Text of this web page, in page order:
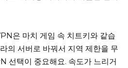
은 마치 게임 속 치트키와 같습
의 서버로 바꿔서 지역 제한을 무
선택이 중요해요. 속도가 느리거